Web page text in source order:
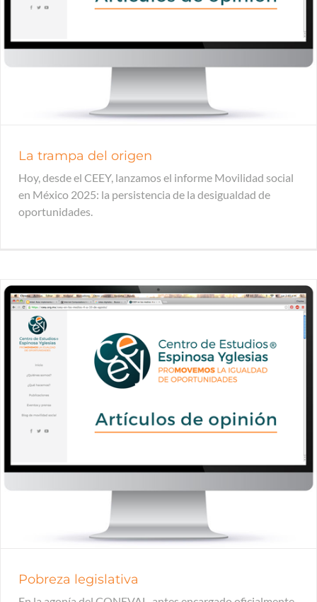
La trampa del origen
Hoy, desde el CEEY, lanzamos el informe Movilidad social
en México 2025: la persistencia de la desigualdad de
oportunidades.
Pobreza legislativa